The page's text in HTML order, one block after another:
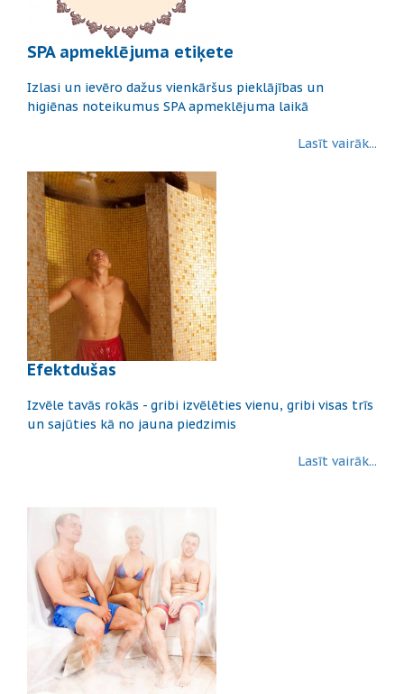
SPA apmeklējuma etiķete
Izlasi un ievēro dažus vienkāršus pieklājības un
higiēnas noteikumus SPA apmeklējuma laikā
Lasīt vairāk...
Efektdušas
Izvēle tavās rokās - gribi izvēlēties vienu, gribi visas trīs
un sajūties kā no jauna piedzimis
Lasīt vairāk...